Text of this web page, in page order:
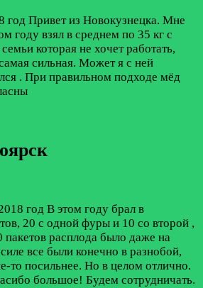
год Привет из Новокузнецка. Мне
году взял в среднем по 35 кг с
которая не хочет работать,
сильная. Может я с ней
. При правильном подходе мёд
год В этом году брал в
20 с одной фуры и 10 со второй ,
пакетов расплода было даже на
все были конечно в разнобой,
то посильнее. Но в целом отлично.
большое! Будем сотрудничать.